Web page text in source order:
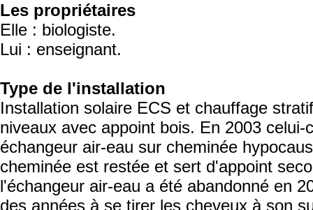
Les propriétaires
Elle : biologiste.
Lui : enseignant.
Type de l'installation
Installation solaire ECS et chauffage
niveaux avec appoint bois. En 2003 celui-
échangeur air-eau sur cheminée
cheminée est restée et sert d'appoint
l'échangeur air-eau a été abandonné en
des années à se tirer les cheveux à son